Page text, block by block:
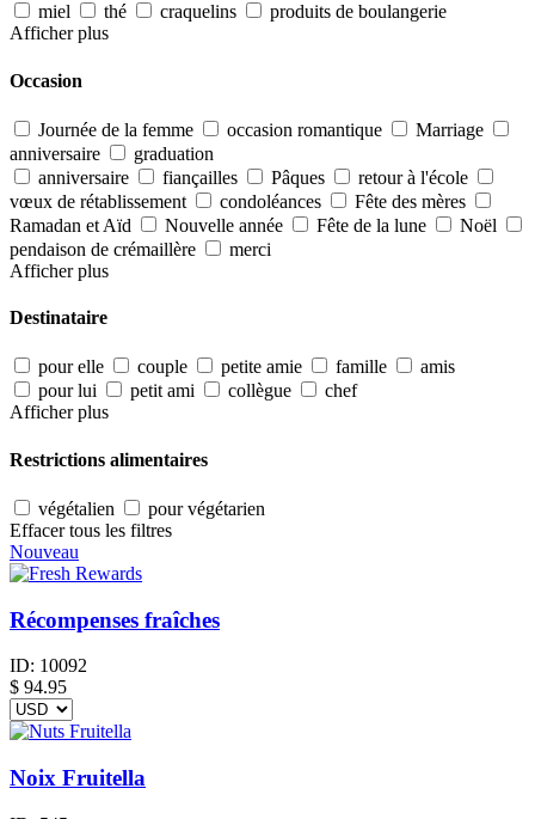
miel
thé craquelins
produits de boulangerie
Afficher plus
Occasion
Journée de la femme occasion romantique
Marriage
anniversaire
graduation
anniversaire
fiançailles Pâques
retour à l'école
vœux de rétablissement
condoléances
Fête des mères
Ramadan et Aïd
Nouvelle année Fête de la lune
Noël
pendaison de crémaillère
merci
Afficher plus
Destinataire
pour elle couple petite amie famille
amis
pour lui
petit ami collègue
chef
Afficher plus
Restrictions alimentaires
végétalien
pour végétarien
Effacer tous les filtres
Nouveau
Récompenses fraîches
ID: 10092
$ 94.95
Noix Fruitella